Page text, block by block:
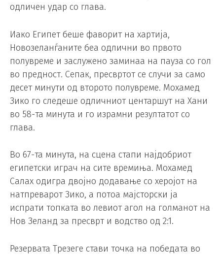
одличен удар со глава.
Иако Египет беше фаворит на хартија,
Новозеланѓаните беа одлични во првото
полувреме и заслужено заминаа на пауза со гол
во предност. Сепак, пресвртот се случи за само
десет минути од второто полувреме. Мохамед
Зико го следеше одличниот центаршут на Хани
во 58-та минута и го израмни резултатот со
глава.
Во 67-та минута, на сцена стапи најдобриот
египетски играч на сите времиња. Мохамед
Салах одигра двојно додавање со херојот на
натпреварот Зико, а потоа мајсторски ја
испрати топката во левиот агол на голманот на
Нов Зеланд за пресврт и водство од 2:1.
Резервата Трезеге стави точка на победата во